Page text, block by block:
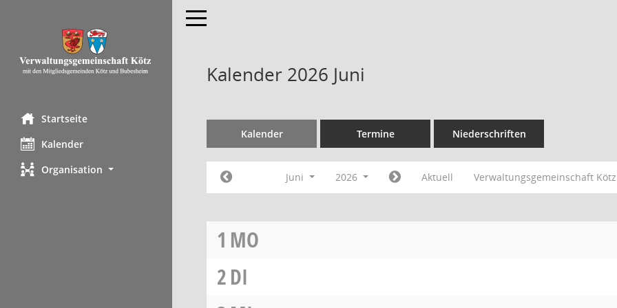
Startseite
Kalender
Organisation
Toggle navigation
Kalender 2026 Juni
Kalender Termine Niederschriften
Juni 2026 Aktuell Verwaltungsgemeinschaft Kötz
1 MO
2DI